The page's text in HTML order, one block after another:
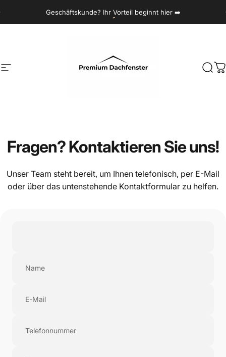
Geschäftskunde? Ihr Vorteilbeginnt hier ➡️
Seitenavigation Premium Dachfenstern
Fragen?Kontaktieren Sieuns!
Unser Team steht bereit, um Ihnen telefonisch, per E-Mail
oder über das untenstehende Kontaktformular zu helfen.
Name
E-Mail
Telefonnummer